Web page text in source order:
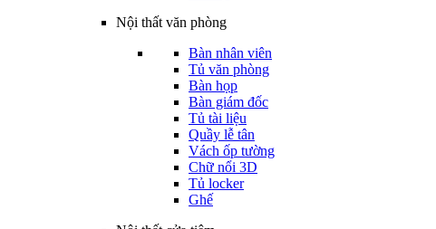
Nội thất văn phòng
Bàn nhân viên
Tủ văn phòng
Bàn họp
Bàn giám đốc
Tủ tài liệu
Quầy lễ tân
Vách ốp tường
Chữ nổi 3D
Tủ locker
Ghế